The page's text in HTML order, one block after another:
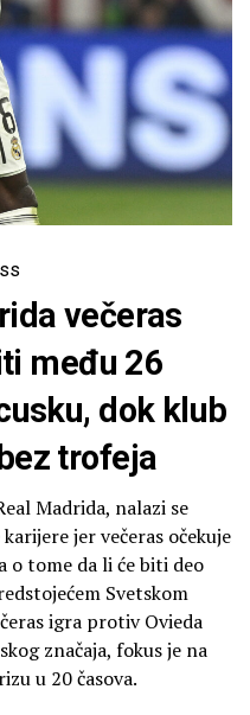
večeras
među 26
dok klub
trofeja
Madrida, nalazi se
jer večeras očekuje
o tome da li će biti deo
Svetskom
igra protiv Ovieda
značaja, fokus je na
u 20 časova.